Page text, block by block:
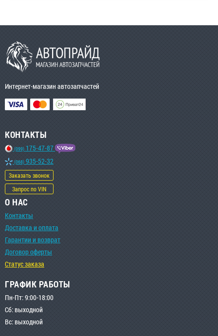
Интернет-магазин автозапчастей
КОНТАКТЫ
(099) 175-47-87
(068) 935-52-32
Заказать звонок
Запрос по VIN
О НАС
Контакты
Доставка и оплата
Гарантии и возврат
Договор оферты
Статус заказа
ГРАФИК РАБОТЫ
Пн-Пт: 9:00-18:00
Сб: выходной
Вс: выходной